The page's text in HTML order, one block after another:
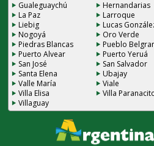
Gualeguaychú
Hernandarias
La Paz
Larroque
Liebig
Lucas
Nogoyá
Oro Verde
Piedras Blancas
Pueblo
Puerto Alvear
Puerto Yeruá
San José
San Salvador
Santa Elena
Ubajay
Valle María
Viale
Villa Elisa
Villa
Villaguay